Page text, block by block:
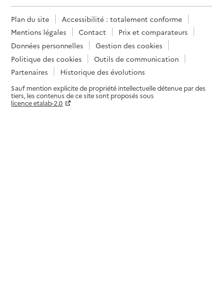
Plan du site
Accessibilité : totalement conforme
Mentions légales
Contact
Prix et comparateurs
Données personnelles
Gestion des cookies
Politique des cookies
Outils de communication
Partenaires
Historique des évolutions
Sauf mention explicite de propriété intellectuelle détenue par des
tiers, les contenus de ce site sont proposés sous
licence etalab-2.0